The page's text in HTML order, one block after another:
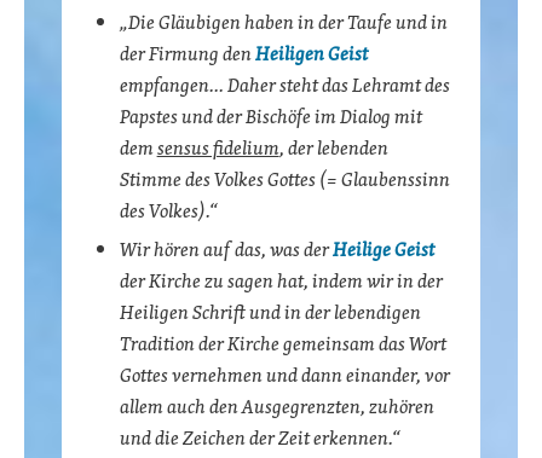
„Die Gläubigen haben in der Taufe und in
der Firmung denHeiligen Geist
empfangen… Daher steht das Lehramt des
Papstes und der Bischöfe im Dialog mit
demsensus fidelium, der lebenden
Stimme des Volkes Gottes (= Glaubenssinn
des Volkes).“
Wir hören auf das, was derHeilige Geist
der Kirche zu sagen hat, indem wir in der
Heiligen Schrift und in der lebendigen
Tradition der Kirche gemeinsam das Wort
Gottes vernehmen und dann einander, vor
allem auch den Ausgegrenzten, zuhören
und die Zeichen der Zeit erkennen.“